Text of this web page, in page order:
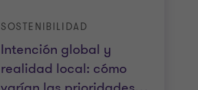
Intención global y
realidad local: cómo
SOSTENIBILIDAD